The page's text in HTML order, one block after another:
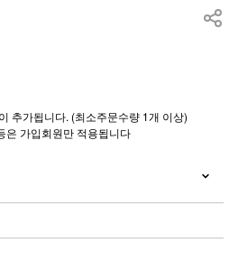
추가됩니다. (최소주문수량 1개 이상)
은 가입회원만 적용됩니다